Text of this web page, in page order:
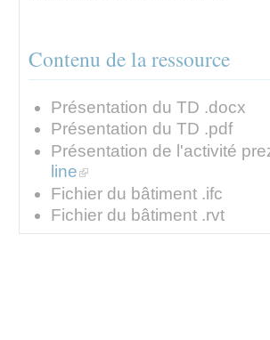
Contenu de la ressource
Présentation du TD .docx
Présentation du TD .pdf
Présentation de l'activité
line(link is external)
Fichier du bâtiment .ifc
Fichier du bâtiment .rvt